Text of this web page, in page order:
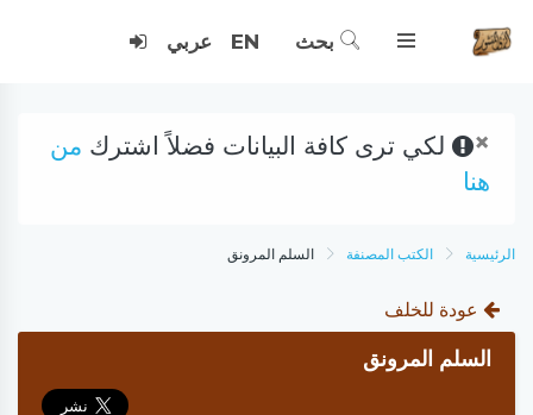
بحث EN عربي
× لكي ترى كافة البيانات فضلاً اشترك من
هنا
الرئيسية الكتب المصنفة السلم المرونق
عودة للخلف
السلم المرونق